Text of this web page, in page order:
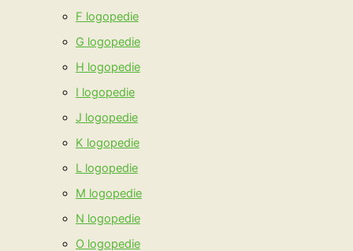
F logopedie
G logopedie
H logopedie
I logopedie
J logopedie
K logopedie
L logopedie
M logopedie
N logopedie
O logopedie